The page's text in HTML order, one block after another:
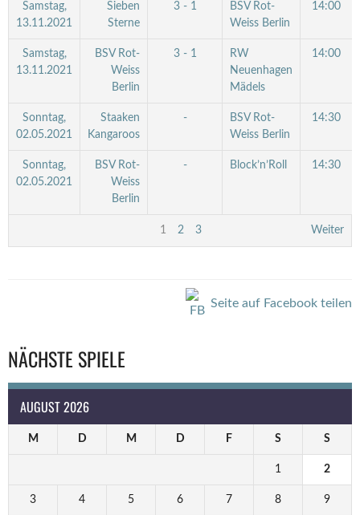
Samstag,
13.11.2021
Sieben
Sterne
3 - 1
BSV Rot-
Weiss Berlin
14:00
Samstag,
13.11.2021
BSV Rot-
Weiss
Berlin
3 - 1
RW
Neuenhagen
Mädels
14:00
Sonntag,
02.05.2021
Staaken
Kangaroos
-
BSV Rot-
Weiss Berlin
14:30
Sonntag,
02.05.2021
BSV Rot-
Weiss
Berlin
- Block’n’Roll 14:30
1 2 3 Weiter
Seite auf Facebook teilen
NÄCHSTE SPIELE
AUGUST 2026
M D M D F S S
1 2
3 4 5 6 7 8 9